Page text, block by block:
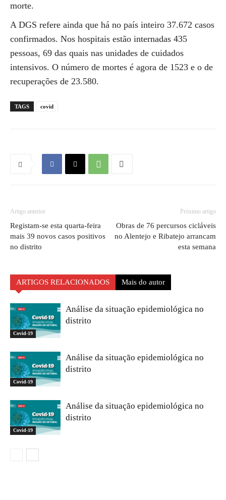
morte.
A DGS refere ainda que há no país inteiro 37.672 casos
confirmados. Nos hospitais estão internadas 435
pessoas, 69 das quais nas unidades de cuidados
intensivos. O número de mortes é agora de 1523 e o de
recuperações de 23.580.
TAGS covid
Artigo anterior
Registam-se esta quarta-feira
mais 39 novos casos positivos
no distrito
Próximo artigo
Obras de 76 percursos cicláveis
no Alentejo e Ribatejo arrancam
esta semana
ARTIGOS RELACIONADOS Mais do autor
Covid-19
Análise da situação epidemiológica no
distrito
Covid-19
Análise da situação epidemiológica no
distrito
Covid-19
Análise da situação epidemiológica no
distrito